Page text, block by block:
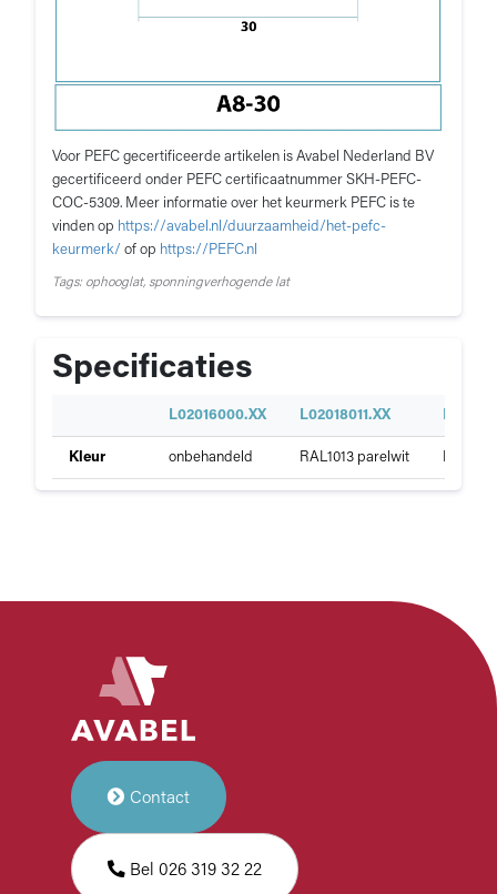
Voor PEFC gecertificeerde artikelen is Avabel Nederland BV
gecertificeerd onder PEFC certificaatnummer SKH-PEFC-
COC-5309. Meer informatie over het keurmerk PEFC is te
vinden op https://avabel.nl/duurzaamheid/het-pefc-
keurmerk/ of op https://PEFC.nl
Tags: ophooglat, sponningverhogende lat
Specificaties
Specificaties
Glaslat
p
e
c
a
L02016000.XX L02018011.XX
Kleur onbehandeld RAL1013 parelwit
Contact
Bel 026 319 32 22